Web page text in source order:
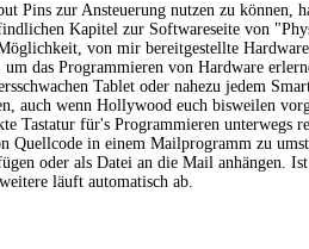
Pins zur Ansteuerung nutzen zu können,
Kapitel zur Softwareseite von
von mir bereitgestellte Hardware
das Programmieren von Hardware
Tablet oder nahezu jedem
auch wenn Hollywood euch bisweilen
Tastatur für's Programmieren unterwegs
Quellcode in einem Mailprogramm zu
oder als Datei an die Mail anhängen.
läuft automatisch ab.